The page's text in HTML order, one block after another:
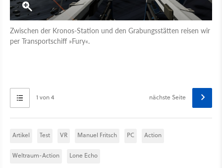
Zwischen der Kronos-Station und den Grabungsstätten reisen wir
per Transportschiff »Fury«.
1 von 4 nächste Seite
Artikel Test VR Manuel Fritsch PC Action
Weltraum-Action Lone Echo